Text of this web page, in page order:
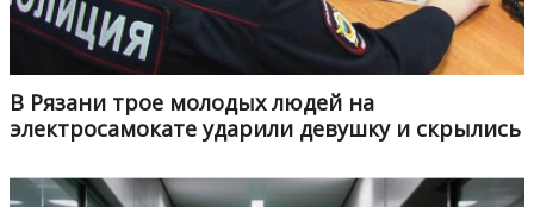
В Рязани трое молодых людей на
электросамокате ударили девушку и скрылись